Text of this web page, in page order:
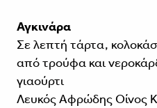
Αγκινάρα
Σε λεπτή τάρτα,
από τρούφα και
γιαούρτι
Λευκός Αφρώδης Οίνος